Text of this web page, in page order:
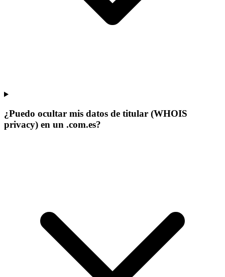
¿Puedo ocultar mis datos de titular (WHOIS
privacy) en un .com.es?